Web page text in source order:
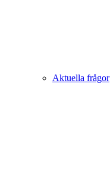
Aktuella frågor